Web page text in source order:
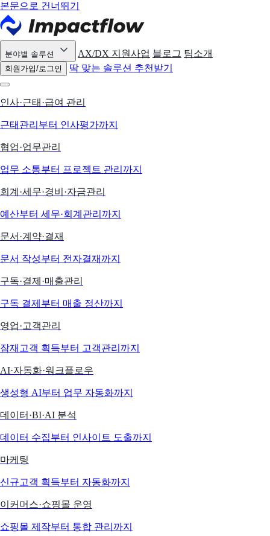
본문으로 건너뛰기
분야별 솔루션 AX/DX 지원사업 블로그 팀소개
회원가입/로그인 딱 맞는 솔루션 추천받기
인사·근태·급여 관리
근태관리부터 인사평가까지
협업·업무관리
업무 소통부터 프로젝트 관리까지
회계·세무·경비·자금관리
예산부터 세무·회계관리까지
문서·계약·결재
문서 작성부터 전자결재까지
구독·결제·매출관리
구독 결제부터 매출 정산까지
영업·고객관리
잠재고객 획득부터 고객관리까지
AI·자동화·워크플로우
생성형 AI부터 업무 자동화까지
데이터·BI·AI 분석
데이터 수집부터 인사이트 도출까지
마케팅
신규고객 획득부터 자동화까지
이커머스·쇼핑몰 운영
쇼핑몰 제작부터 통합 관리까지